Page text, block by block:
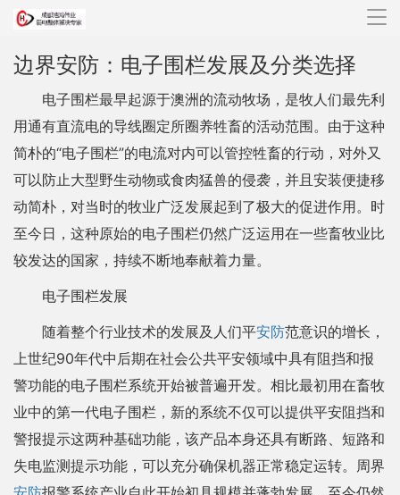
导
边界安防：电子围栏发展及分类选择
电子围栏最早起源于澳洲的流动牧场，是牧人们最先利
用通有直流电的导线圈定所圈养牲畜的活动范围。由于这种
简朴的“电子围栏”的电流对内可以管控牲畜的行动，对外又
可以防止大型野生动物或食肉猛兽的侵袭，并且安装便捷移
动简朴，对当时的牧业广泛发展起到了极大的促进作用。时
至今日，这种原始的电子围栏仍然广泛运用在一些畜牧业比
较发达的国家，持续不断地奉献着力量。
电子围栏发展
随着整个行业技术的发展及人们平安防范意识的增长，
上世纪90年代中后期在社会公共平安领域中具有阻挡和报
警功能的电子围栏系统开始被普遍开发。相比最初用在畜牧
业中的第一代电子围栏，新的系统不仅可以提供平安阻挡和
警报提示这两种基础功能，该产品本身还具有断路、短路和
失电监测提示功能，可以充分确保机器正常稳定运转。周界